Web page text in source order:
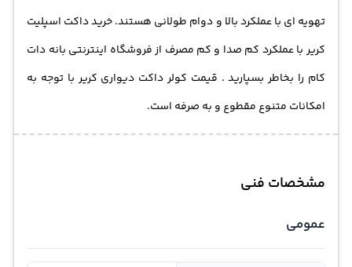
تهویه‌ ای با عملکرد بالا و دوام طولانی هستند. خرید داکت اسپلیت
کریر با عملکرد کم صدا و کم مصرف از فروشگاه اینترنتی بانه دات
کام را بخاطر بسپارید . قیمت کولر داکت دیواری کریر با توجه به
امکانات متنوع مقطوع و به صرفه است.
مشخصات فنی
عمومی